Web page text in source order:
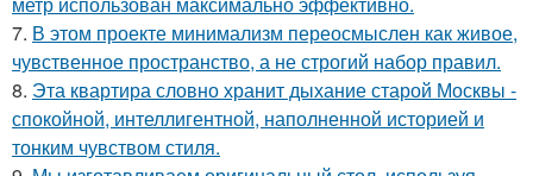
7. В этом проекте минимализм переосмыслен как живое,
чувственное пространство, а не строгий набор правил.
8. Эта квартира словно хранит дыхание старой Москвы -
спокойной, интеллигентной, наполненной историей и
тонким чувством стиля.